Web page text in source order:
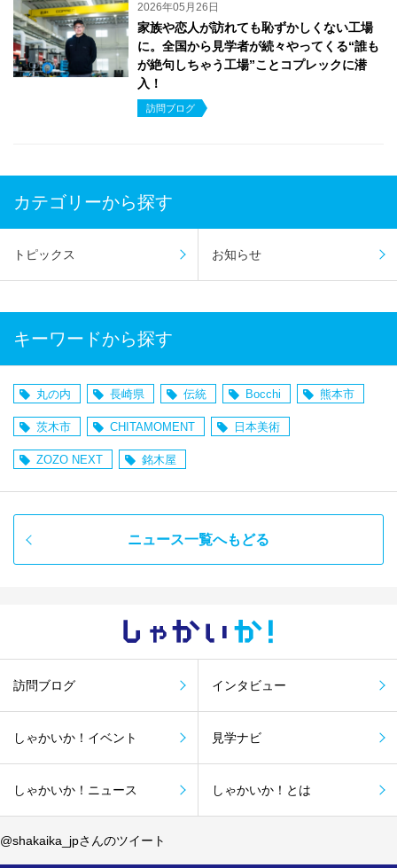
2026年05月26日
家族や恋人が訪れても恥ずかしくない工場
に。全国から見学者が続々やってくる“誰も
が絶句しちゃう工場”ことコプレックに潜
入！
訪問ブログ
カテゴリーから探す
トピックス お知らせ
キーワードから探す
丸の内 長崎県 伝統 Bocchi 熊本市
茨木市 CHITAMOMENT 日本美術
ZOZO NEXT 銘木屋
ニュース一覧へもどる
しゃかい か！
訪問ブログ インタビュー
しゃかいか！イベント 見学ナビ
しゃかいか！ニュース しゃかいか！とは
@shakaika_jpさんのツイート